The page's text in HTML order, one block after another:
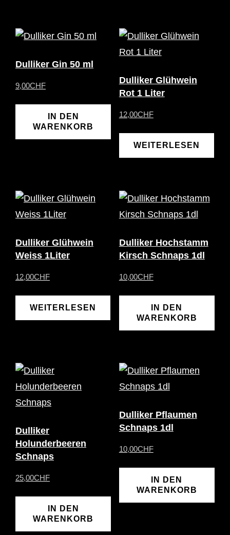
Dulliker Gin 50 ml
9,00CHF
IN DEN
WARENKORB
Dulliker Glühwein
Rot 1 Liter
12,00CHF
WEITERLESEN
Dulliker Glühwein
Weiss 1Liter
12,00CHF
WEITERLESEN
Dulliker Hochstamm
Kirsch Schnaps 1dl
10,00CHF
IN DEN
WARENKORB
Dulliker
Holunderbeeren
Schnaps
25,00CHF
IN DEN
WARENKORB
Dulliker Pflaumen
Schnaps 1dl
10,00CHF
IN DEN
WARENKORB